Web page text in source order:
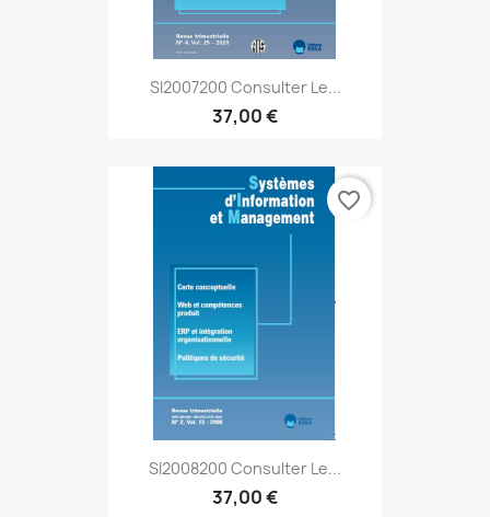
SI2007200 Consulter Le...
37,00 €
SI2008200 Consulter Le...
37,00 €
favorite_border